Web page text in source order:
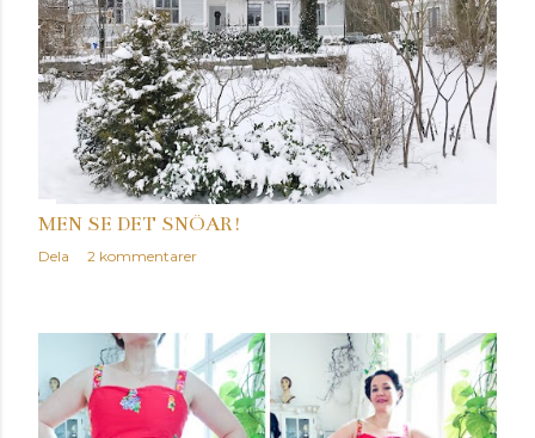
MEN SE DET SNÖAR!
Dela 2 kommentarer